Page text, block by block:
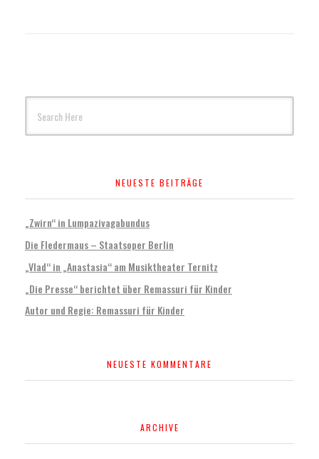
NEUESTE BEITRÄGE
„Zwirn“ in Lumpazivagabundus
Die Fledermaus – Staatsoper Berlin
„Vlad“ in „Anastasia“ am Musiktheater Ternitz
„Die Presse“ berichtet über Remassuri für Kinder
Autor und Regie: Remassuri für Kinder
NEUESTE KOMMENTARE
ARCHIVE